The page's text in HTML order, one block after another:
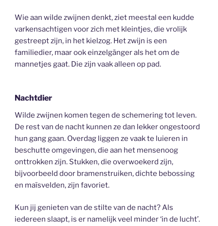
Wie aan wilde zwijnen denkt, ziet meestal een kudde
varkensachtigen voor zich met kleintjes, die vrolijk
gestreept zijn, in het kielzog. Het zwijn is een
familiedier, maar ook einzelgänger als het om de
mannetjes gaat. Die zijn vaak alleen op pad.
Nachtdier
Wilde zwijnen komen tegen de schemering tot leven.
De rest van de nacht kunnen ze dan lekker ongestoord
hun gang gaan. Overdag liggen ze vaak te luieren in
beschutte omgevingen, die aan het mensenoog
onttrokken zijn. Stukken, die overwoekerd zijn,
bijvoorbeeld door bramenstruiken, dichte bebossing
en maïsvelden, zijn favoriet.
Kun jij genieten van de stilte van de nacht? Als
iedereen slaapt, is er namelijk veel minder ‘in de lucht’.